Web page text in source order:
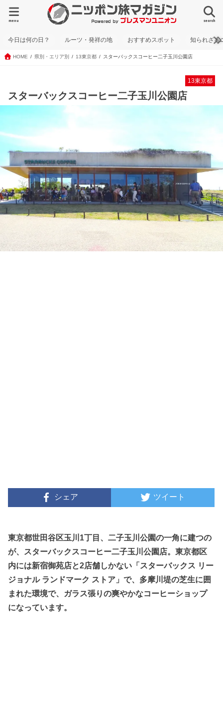
search
menu
今日は何の日？ ルーツ・発祥の地 おすすめスポット 知られざる
HOME 県別・エリア別 13東京都 スターバックスコーヒー二子玉川公園店
13東京都
スターバックスコーヒー二子玉川公園店
シェア ツイート
東京都世田谷区玉川1丁目、二子玉川公園の一角に建つの
が、スターバックスコーヒー二子玉川公園店。東京都区
内には新宿御苑店と2店舗しかない「スターバックス リー
ジョナル ランドマーク ストア」で、多摩川堤の芝生に囲
まれた環境で、ガラス張りの爽やかなコーヒーショップ
になっています。